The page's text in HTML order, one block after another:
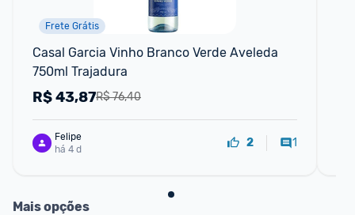
Frete Grátis
Casal Garcia Vinho Branco Verde Aveleda
750ml Trajadura
R$ 76,40
R$43,87
Felipe
há 4 d
2 1
Mais opções